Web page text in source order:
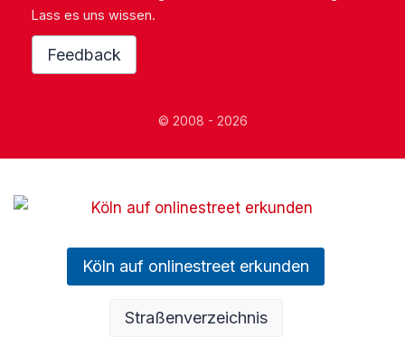
Lass es uns wissen.
Feedback
© 2008 - 2026
Köln auf onlinestreet erkunden
Straßenverzeichnis